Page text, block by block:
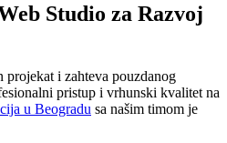
Studio za Razvoj
i zahteva pouzdanog
pristup i vrhunski kvalitet na
u Beogradu sa našim timom je